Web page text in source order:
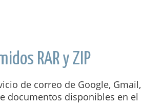
RAR y ZIP
de correo de Google, Gmail,
documentos dispo­nibles en el